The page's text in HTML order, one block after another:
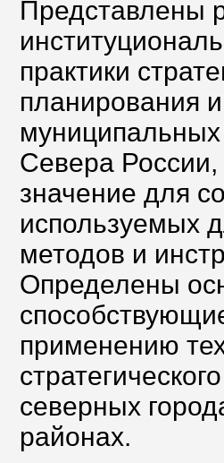
Представлены
практики
планирования
Севера
значение для
используемых
методов и
Определены
применению
северных
районах.